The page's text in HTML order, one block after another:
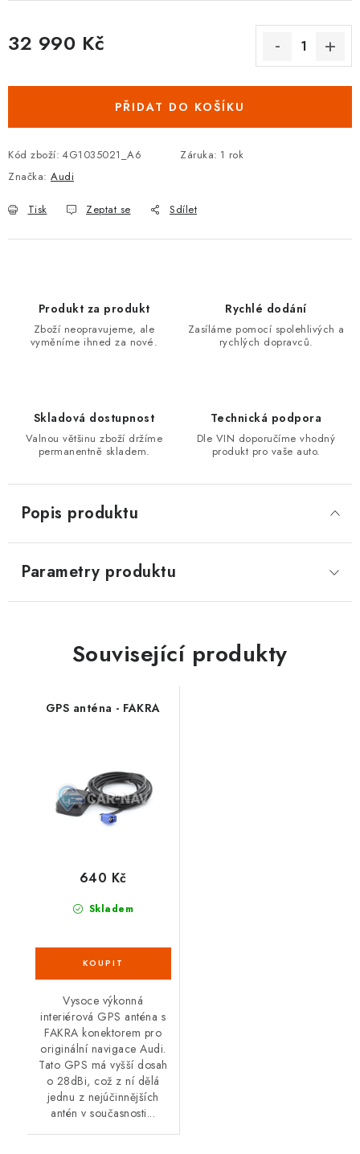
32 990 Kč
PŘIDAT DO KOŠÍKU
Kód zboží: 4G1035021_A6 Záruka: 1 rok
Značka: Audi
Tisk Zeptat se Sdílet
Produkt za produkt
Zboží neopravujeme, ale
vyměníme ihned za nové.
Rychlé dodání
Zasíláme pomocí spolehlivých a
rychlých dopravců.
Skladová dostupnost
Valnou většinu zboží držíme
permanentně skladem.
Technická podpora
Dle VIN doporučíme vhodný
produkt pro vaše auto.
Popis produktu
Parametry produktu
Související produkty
GPS anténa - FAKRA
Skladem
640 Kč
Vysoce výkonná
interiérová GPS anténa s
FAKRA konektorem pro
originální navigace Audi.
Tato GPS má vyšší dosah
o 28dBi, což z ní dělá
jednu z nejúčinnějších
antén v současnosti...